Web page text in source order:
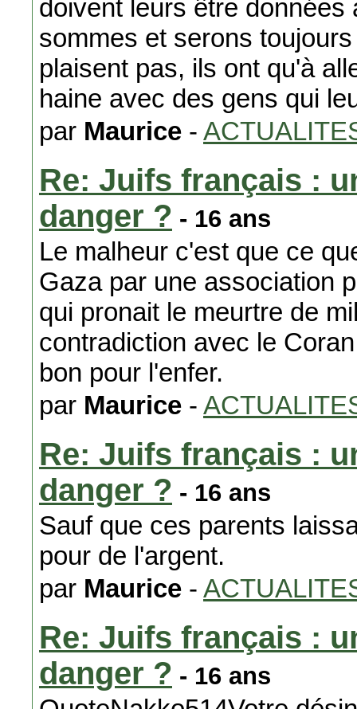
doivent leurs être
sommes et serons
plaisent pas, ils ont qu'à
haine avec des gens qui
par Maurice -
Re: Juifs français :
danger ? - 16 ans
Le malheur c'est que ce
Gaza par une association
qui pronait le meurtre de
contradiction avec le
bon pour l'enfer.
par Maurice -
Re: Juifs français :
danger ? - 16 ans
Sauf que ces parents
pour de l'argent.
par Maurice -
Re: Juifs français :
danger ? - 16 ans